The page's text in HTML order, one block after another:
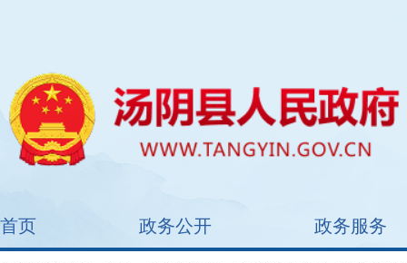
首页 政务公开 政务服务